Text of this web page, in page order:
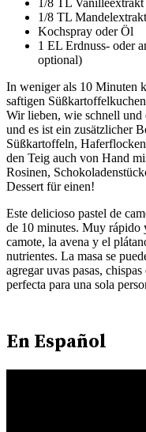
1/8 TL Mandelextrakt
Kochspray oder Öl
1 EL Erdnuss- oder
optional)
In weniger als 10 Minuten
saftigen
Wir lieben, wie schnell und
und es ist ein zusätzlicher
Süßkartoffeln,
den Teig auch von Hand
Rosinen,
Dessert für einen!
Este delicioso pastel de
de 10 minutes. Muy rápido
camote, la avena y el
nutrientes. La masa se
agregar uvas pasas,
perfecta para una sola
En Español